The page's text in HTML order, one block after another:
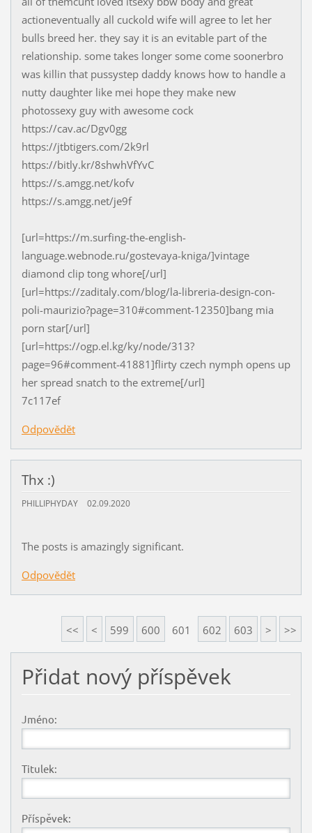
actioneventually all cuckold wife will agree to let her
bulls breed her. they say it is an evitable part of the
relationship. some takes longer some come soonerbro
was killin that pussystep daddy knows how to handle a
nutty daughter like mei hope they make new
photossexy guy with awesome cock
https://cav.ac/Dgv0gg
https://jtbtigers.com/2k9rl
https://bitly.kr/8shwhVfYvC
https://s.amgg.net/kofv
https://s.amgg.net/je9f
[url=https://m.surfing-the-english-
language.webnode.ru/gostevaya-kniga/]vintage
diamond clip tong whore[/url]
[url=https://zaditaly.com/blog/la-libreria-design-con-
poli-maurizio?page=310#comment-12350]bang mia
porn star[/url]
[url=https://ogp.el.kg/ky/node/313?
page=96#comment-41881]flirty czech nymph opens up
her spread snatch to the extreme[/url]
7c117ef
Odpovědět
Thx :)
PHILLIPHYDAY 02.09.2020
The posts is amazingly significant.
Odpovědět
<< < 599 600 601 602 603 > >>
Přidat nový příspěvek
Jméno:
Titulek:
Příspěvek: